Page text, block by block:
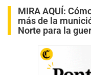
MIRA AQUÍ:
más de la
Norte para la